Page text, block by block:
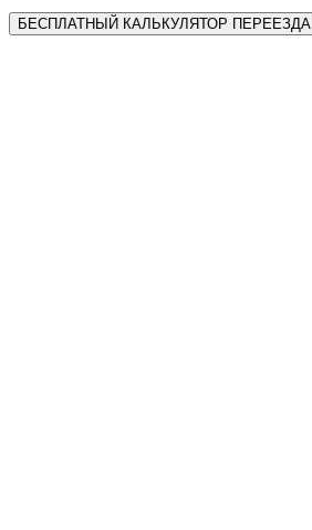
БЕСПЛАТНЫЙ КАЛЬКУЛЯТОР ПЕРЕЕЗДА